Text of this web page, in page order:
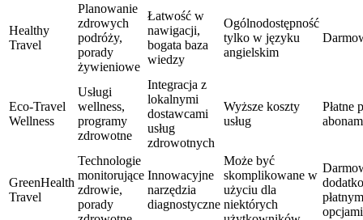
Healthy
Travel
Planowanie
zdrowych
podróży,
porady
żywieniowe
Łatwość w
nawigacji,
bogata baza
wiedzy
Ogólnodostępność
tylko w języku
angielskim
Eco-Travel
Wellness
Usługi
wellness,
programy
zdrowotne
Integracja z
lokalnymi
dostawcami
usług
zdrowotnych
Wyższe koszty
usług
Płatne
GreenHealth
Travel
Technologie
monitorujące
zdrowie,
porady
Innowacyjne
narzędzia
diagnostyczne
Może być
skomplikowane w
użyciu dla
niektórych
opcjami